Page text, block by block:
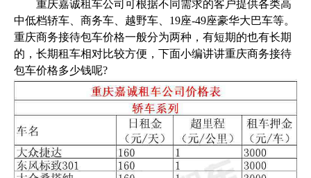
重庆嘉诚租车公司可根据不同需求的客户提供各类高
中低档轿车、商务车、越野车、19座-49座豪华大巴车等。
重庆商务接待包车价格一般分为两种，有短期的也有长期
的，长期租车相对比较方便，下面小编讲讲重庆商务接待
包车价格多少钱呢?